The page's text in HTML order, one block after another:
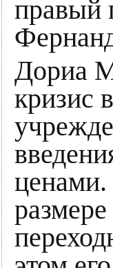
правый
Дориа
кризис
ценами.